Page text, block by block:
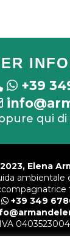
+39
qui
Elena
ambientale
+39 349